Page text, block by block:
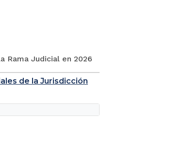
Rama Judicial en 2026
de la Jurisdicción